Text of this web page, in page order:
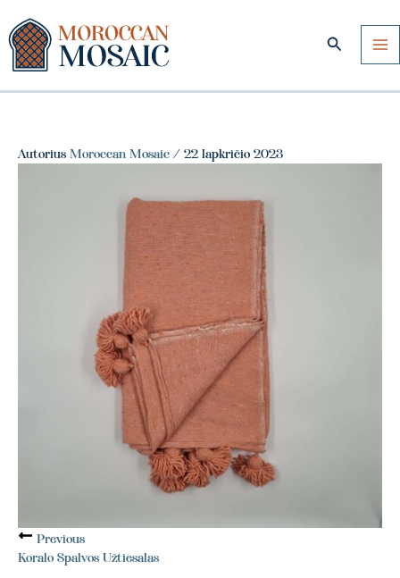
prie
turinio
Paieška
Autorius Moroccan Mosaic / 22 lapkričio 2023
Previous
Koralo Spalvos Užtiesalas